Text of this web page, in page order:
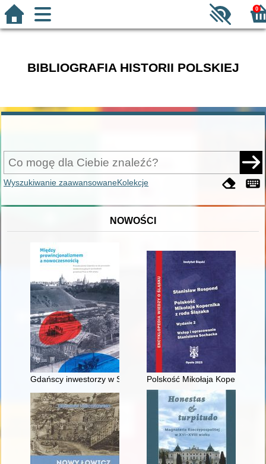
0
BIBLIOGRAFIA HISTORII POLSKIEJ
Wyszukiwanie zaawansowaneKolekcje
NOWOŚCI
Gdańscy inwestorzy w Sopocie : prestiż finansowy i
Polskość Mikołaja Kopernika z